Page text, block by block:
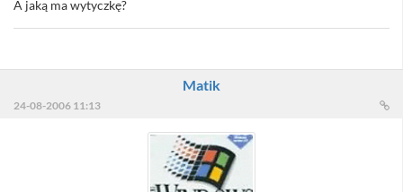
A jaką ma wytyczkę?
Matik
24-08-2006 11:13